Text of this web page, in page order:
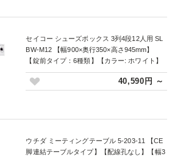
セイコー シューズボックス 3列4段12人用 SL
BW-M12 【幅900×奥行350×高さ945mm】
【錠前タイプ：6種類】【カラー: ホワイト】
40,590円 ～
ウチダ ミーティングテーブル 5-203-11 【CE
脚連結テーブルタイプ】【配線孔なし】【幅3